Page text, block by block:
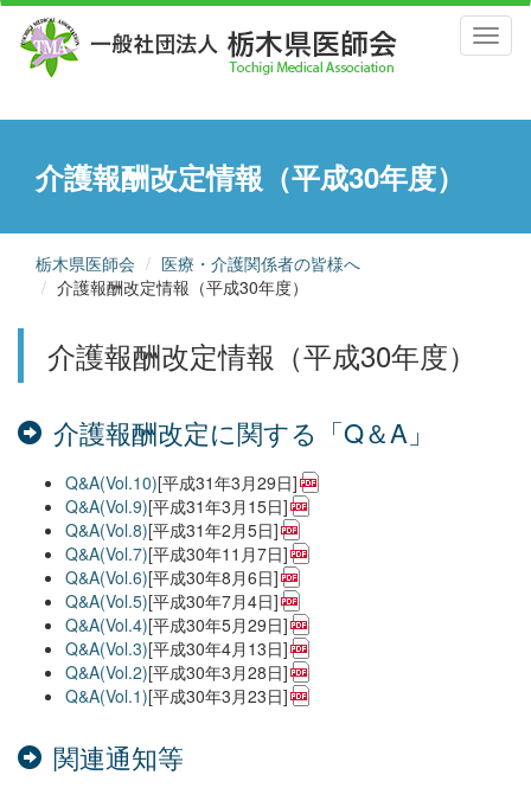
介護報酬改定情報（平成30年度）
栃木県医師会
医療・介護関係者の皆様へ
介護報酬改定情報（平成30年度）
介護報酬改定情報（平成30年度）
介護報酬改定に関する「Q＆A」
Q&A(Vol.10)[平成31年3月29日]
Q&A(Vol.9)[平成31年3月15日]
Q&A(Vol.8)[平成31年2月5日]
Q&A(Vol.7)[平成30年11月7日]
Q&A(Vol.6)[平成30年8月6日]
Q&A(Vol.5)[平成30年7月4日]
Q&A(Vol.4)[平成30年5月29日]
Q&A(Vol.3)[平成30年4月13日]
Q&A(Vol.2)[平成30年3月28日]
Q&A(Vol.1)[平成30年3月23日]
関連通知等